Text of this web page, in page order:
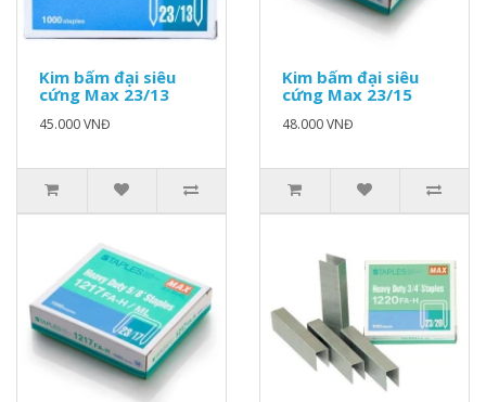
Kim bấm đại siêu
cứng Max 23/13
45.000 VNĐ
Kim bấm đại siêu
cứng Max 23/15
48.000 VNĐ